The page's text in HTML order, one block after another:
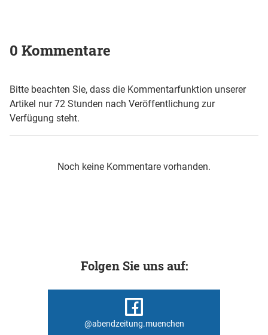
0 Kommentare
Bitte beachten Sie, dass die Kommentarfunktion unserer
Artikel nur 72 Stunden nach Veröffentlichung zur
Verfügung steht.
Noch keine Kommentare vorhanden.
Folgen Sie uns auf:
@abendzeitung.muenchen